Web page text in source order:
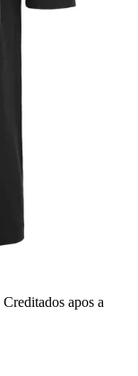
Creditados apos a